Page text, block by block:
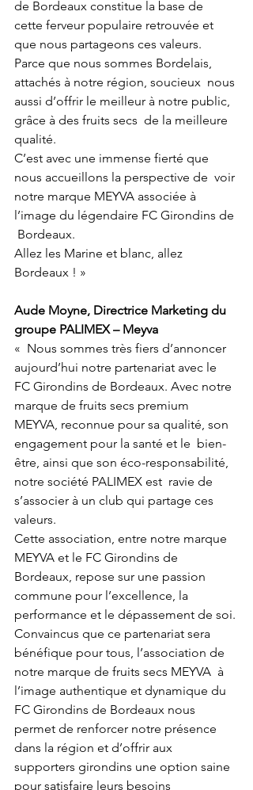
de Bordeaux constitue la base de
cette ferveur populaire retrouvée et
que nous partageons ces valeurs.
Parce que nous sommes Bordelais,
attachés à notre région, soucieux  nous
aussi d’offrir le meilleur à notre public,
grâce à des fruits secs  de la meilleure
qualité.
C’est avec une immense fierté que
nous accueillons la perspective de  voir
notre marque MEYVA associée à
l’image du légendaire FC Girondins de
Bordeaux.
Allez les Marine et blanc, allez
Bordeaux ! »
Aude Moyne, Directrice Marketing du
groupe PALIMEX – Meyva
«  Nous sommes très fiers d’annoncer
aujourd’hui notre partenariat avec le
FC Girondins de Bordeaux. Avec notre
marque de fruits secs premium
MEYVA, reconnue pour sa qualité, son
engagement pour la santé et le  bien-
être, ainsi que son éco-responsabilité,
notre société PALIMEX est  ravie de
s’associer à un club qui partage ces
valeurs.
Cette association, entre notre marque
MEYVA et le FC Girondins de
Bordeaux, repose sur une passion
commune pour l’excellence, la
performance et le dépassement de soi.
Convaincus que ce partenariat sera
bénéfique pour tous, l’association de
notre marque de fruits secs MEYVA  à
l’image authentique et dynamique du
FC Girondins de Bordeaux nous
permet de renforcer notre présence
dans la région et d’offrir aux
supporters girondins une option saine
pour satisfaire leurs besoins